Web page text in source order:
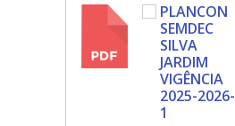
PLANCON
SEMDEC
SILVA
JARDIM
VIGÊNCIA
2025-2026-
1